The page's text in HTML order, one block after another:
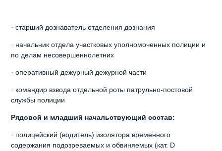
· старший дознаватель отделения дознания
· начальник отдела участковых уполномоченных полиции и
по делам несовершеннолетних
· оперативный дежурный дежурной части
· командир взвода отдельной роты патрульно-постовой
службы полиции
Рядовой и младший начальствующий состав:
· полицейский (водитель) изолятора временного
содержания подозреваемых и обвиняемых (кат. D